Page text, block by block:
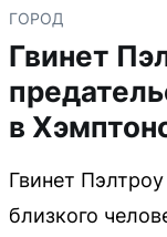
ГОРОД
Гвинет
в
Гвинет
близкого